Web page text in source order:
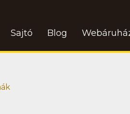
Sajtó Blog